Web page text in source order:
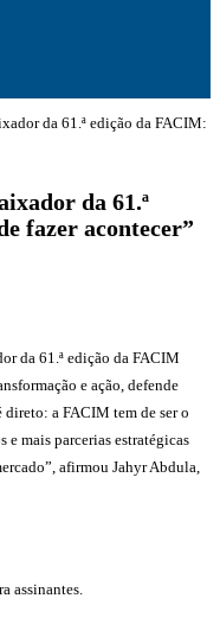
da 61.ª edição da FACIM:
da 61.ª
fazer acontecer”
da 61.ª edição da FACIM
e ação, defende
a FACIM tem de ser o
mais parcerias estratégicas
afirmou Jahyr Abdula,
assinantes.